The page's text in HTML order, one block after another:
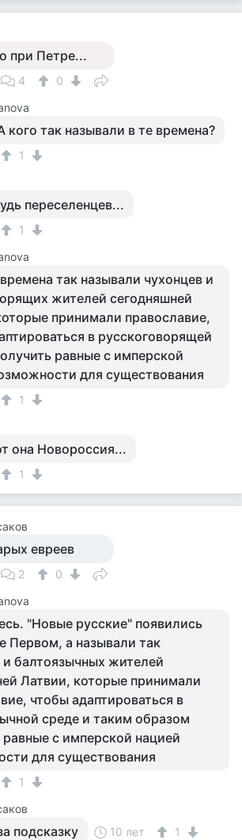
при Петре...
4
0
кого так называли в те времена?
1
переселенцев...
1
так называли чухонцев и
жителей сегодняшней
принимали православие,
в русскоговорящей
равные с имперской
для существования
1
она Новороссия...
1
евреев
2
0
"Новые русские" появились
Первом, а называли так
и балтоязычных жителей
Латвии, которые принимали
чтобы адаптироваться в
среде и таким образом
равные с имперской нацией
для существования
1
подсказку 10 лет 1